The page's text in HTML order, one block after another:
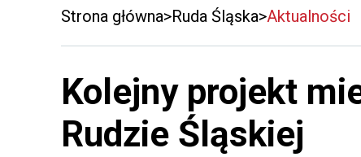
Strona główna Ruda Śląska Aktualności
Kolejny projekt
Rudzie Śląskiej